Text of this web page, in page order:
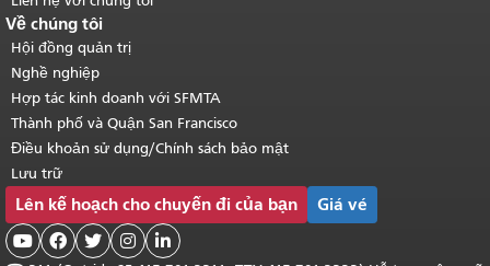
Về chúng tôi
Hội đồng quản trị
Nghề nghiệp
Hợp tác kinh doanh với SFMTA
Thành phố và Quận San Francisco
Điều khoản sử dụng/Chính sách bảo mật
Lưu trữ
Lên kế hoạch cho chuyến đi của bạn Giá vé
    